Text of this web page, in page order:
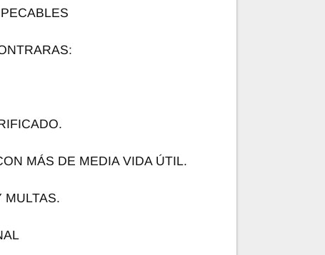
MÁS DE MEDIA VIDA ÚTIL.
MULTAS.